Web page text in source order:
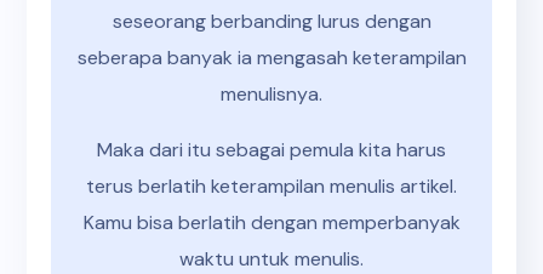
seseorang berbanding lurus dengan
seberapa banyak ia mengasah keterampilan
menulisnya.
Maka dari itu sebagai pemula kita harus
terus berlatih keterampilan menulis artikel.
Kamu bisa berlatih dengan memperbanyak
waktu untuk menulis.